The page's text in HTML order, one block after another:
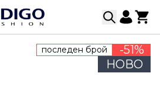
последен брой
-51%
НОВО